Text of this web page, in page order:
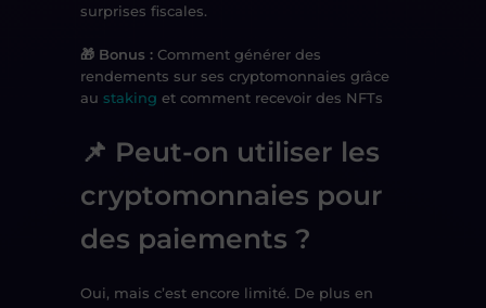
surprises fiscales.
🎁 Bonus : Comment générer des
rendements sur ses cryptomonnaies grâce
au staking et comment recevoir des NFTs
📌 Peut-on utiliser les
cryptomonnaies pour
des paiements ?
Oui, mais c’est encore limité. De plus en